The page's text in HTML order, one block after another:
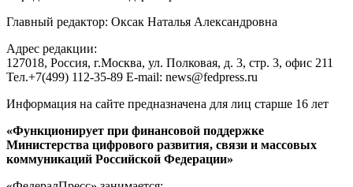
Главный редактор: Оксак Наталья Александровна
Адрес редакции:
127018, Россия, г.Москва, ул. Полковая, д. 3, стр. 3, офис 211
Тел.+7(499) 112-35-89 E-mail: news@fedpress.ru
Информация на сайте предназначена для лиц старше 16 лет
«Функционирует при финансовой поддержке
Министерства цифрового развития, связи и массовых
коммуникаций Российской Федерации»